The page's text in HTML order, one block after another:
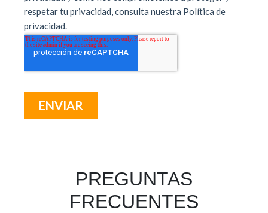
PREGUNTAS
FRECUENTES